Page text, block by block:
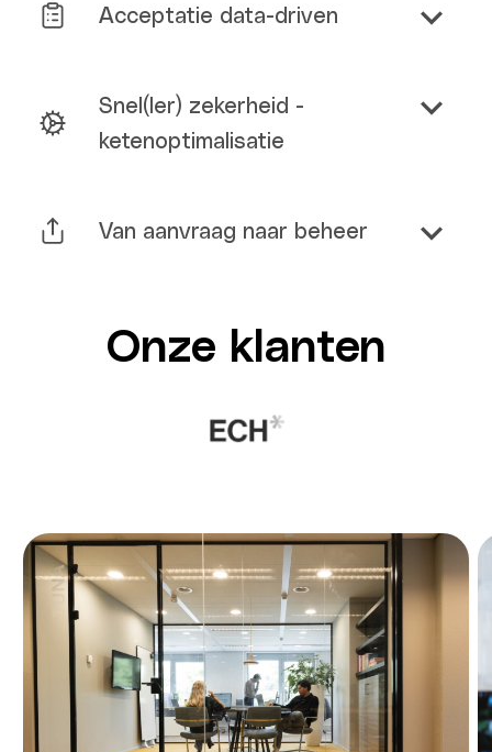
Acceptatie data-driven
Snel(ler) zekerheid -
ketenoptimalisatie
Van aanvraag naar beheer
Onze klanten